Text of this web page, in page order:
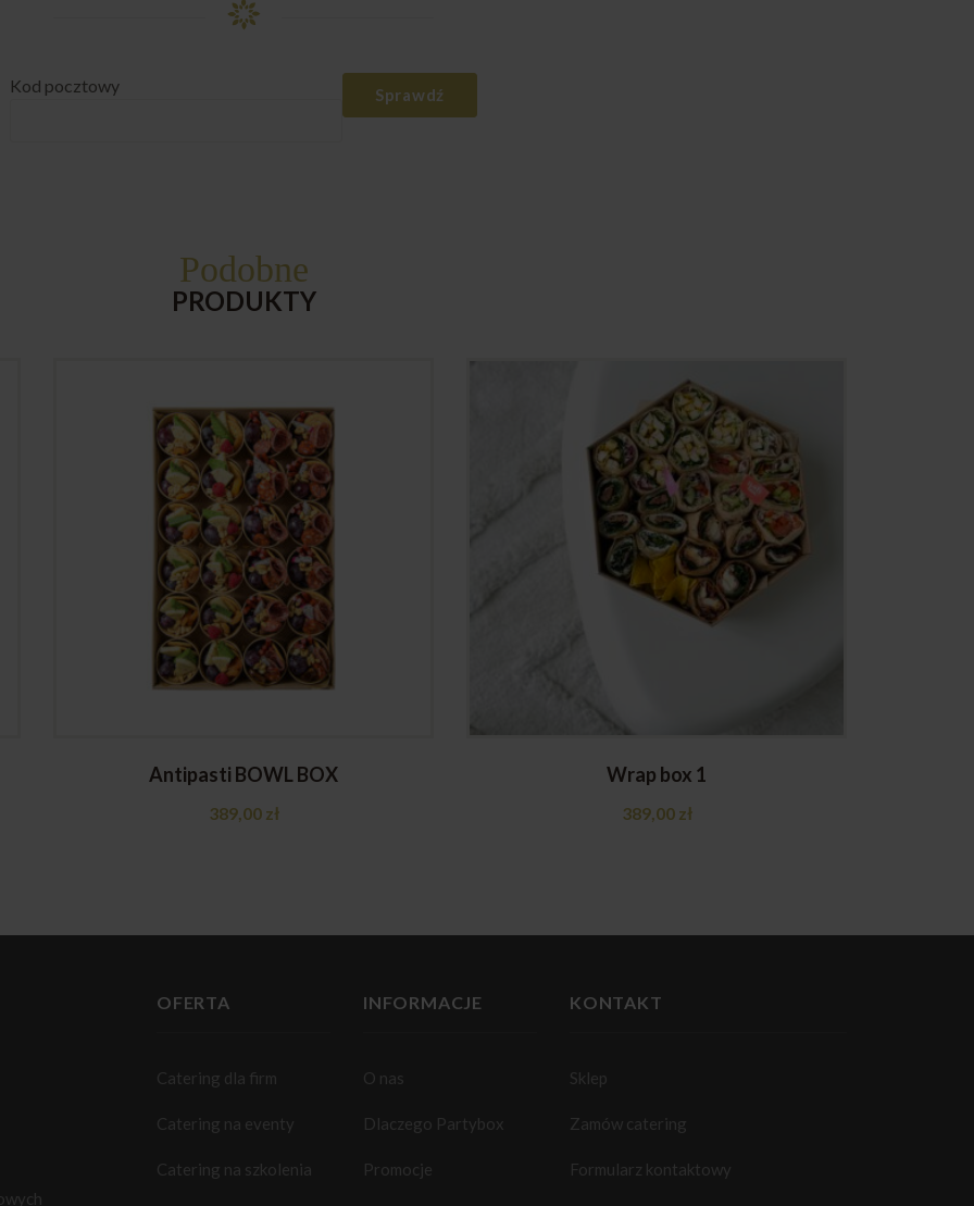
Kod pocztowy Sprawdź
Podobne
PRODUKTY
Antipasti BOWL BOX
389,00 zł
Wrap box 1
389,00 zł
OFERTA
Catering dla firm
Catering na eventy
Catering na szkolenia
INFORMACJE
O nas
Dlaczego Partybox
Promocje
KONTAKT
Sklep
Zamów catering
Formularz kontaktowy